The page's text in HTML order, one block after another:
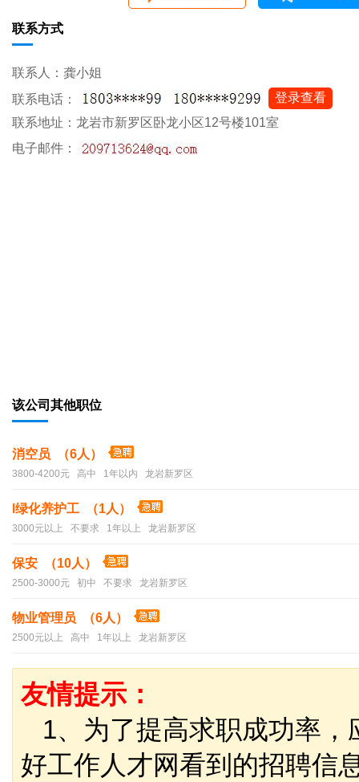
联系方式
联系人：龚小姐
联系电话：
登录查看
联系地址：龙岩市新罗区卧龙小区12号楼101室
电子邮件：
该公司其他职位
消空员 （6人）
3800-4200元 高中 1年以内 龙岩新罗区
l绿化养护工 （1人）
3000元以上 不要求 1年以上 龙岩新罗区
保安 （10人）
2500-3000元 初中 不要求 龙岩新罗区
物业管理员 （6人）
2500元以上 高中 1年以上 龙岩新罗区
友情提示：
1、为了提高求职成功率，
好工作人才网看到的招聘信